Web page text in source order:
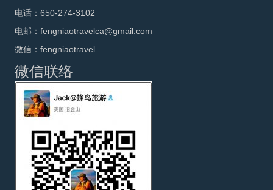
电话：650-274-3102
电邮：fengniaotravelca@gmail.com
微信：fengniaotravel
微信联络